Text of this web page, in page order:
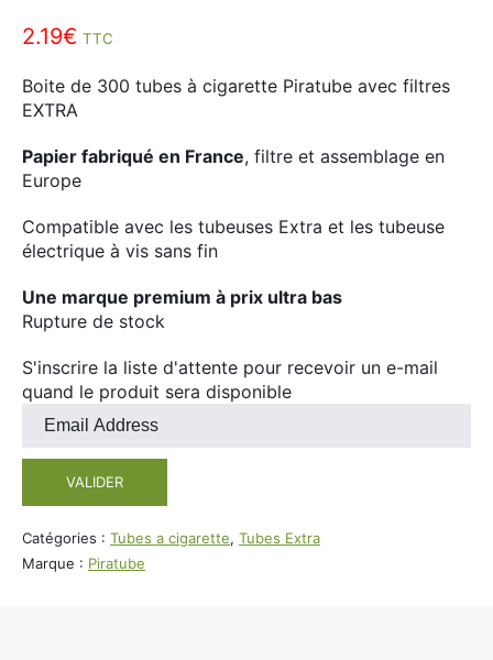
2.19€ TTC
Boite de 300 tubes à cigarette Piratube avec filtres
EXTRA
Papier fabriqué en France, filtre et assemblage en
Europe
Compatible avec les tubeuses Extra et les tubeuse
électrique à vis sans fin
Une marque premium à prix ultra bas
Rupture de stock
S'inscrire la liste d'attente pour recevoir un e-mail
quand le produit sera disponible
Entrez
votre
adresse
mail
pour
rejoindre
VALIDER
Catégories : Tubes a cigarette, Tubes Extra
Marque : Piratube
Adalya
Cristal Puff
10ml
50ml
100ml
Booster E-Liquide
CBD
Salé
Sucré
Nouveautés